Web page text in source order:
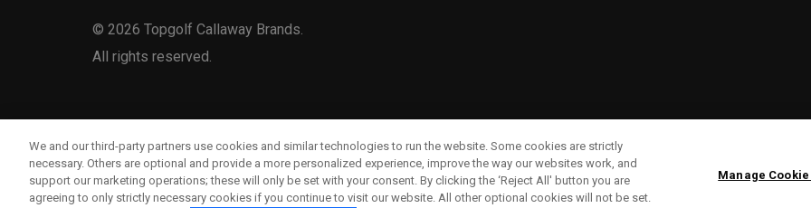
© 2026 Topgolf Callaway Brands.
All rights reserved.
We and our third-party partners use cookies and similar technologies to run the website. Some cookies are strictly
necessary. Others are optional and provide a more personalized experience, improve the way our websites work, and
support our marketing operations; these will only be set with your consent. By clicking the ‘Reject All' button you are
agreeing to only strictly necessary cookies if you continue to visit our website. All other optional cookies will not be set.
Manage